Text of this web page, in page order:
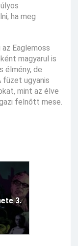
ha meg
Eaglemoss
magyarul is
élmény, de
füzet ugyanis
mint az élve
felnőtt mese.
3.